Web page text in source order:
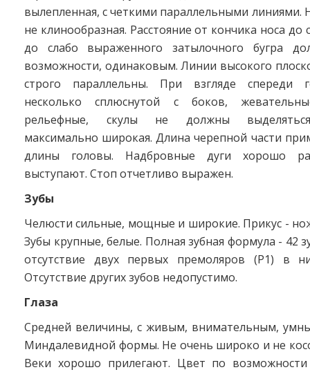
вылепленная, с четкими параллельными линиями.
не клинообразная. Расстояние от кончика носа до
до слабо выраженного затылочного бугра
возможности, одинаковым. Линии высокого
строго параллельны. При взгляде спереди
несколько сплюснутой с боков,
рельефные, скулы не должны
максимально широкая. Длина черепной части
длины головы. Надбровные дуги хорошо
выступают. Стоп отчетливо выражен.
Зубы
Челюсти сильные, мощные и широкие. Прикус -
Зубы крупные, белые. Полная зубная формула - 42
отсутствие двух первых премоляров (Р1) в
Отсутствие других зубов недопустимо.
Глаза
Средней величины, с живым, внимательным,
Миндалевидной формы. Не очень широко и не
Веки хорошо прилегают. Цвет по